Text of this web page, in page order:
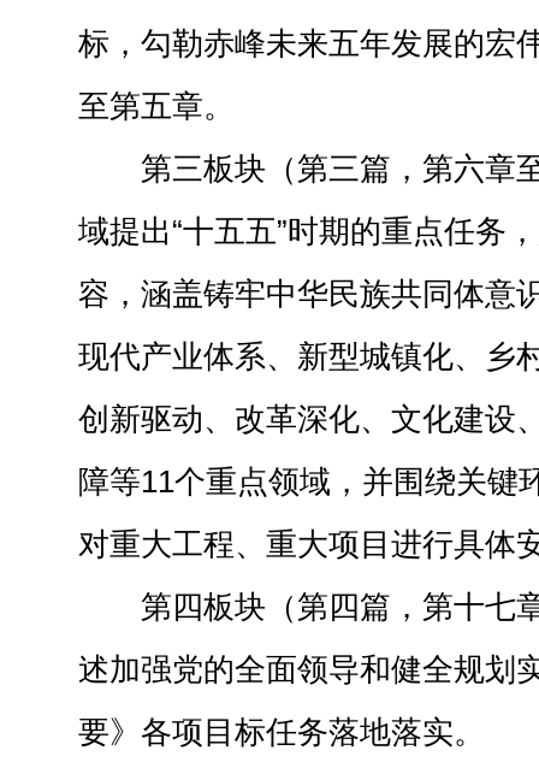
标，勾勒赤峰未来五年发展的宏
至第五章。
第三板块（第三篇，第六章
域提出“十五五”时期的重点任务
容，涵盖铸牢中华民族共同体意
现代产业体系、新型城镇化、乡
创新驱动、改革深化、文化建设
障等11个重点领域，并围绕关键
对重大工程、重大项目进行具体
第四板块（第四篇，第十七
述加强党的全面领导和健全规划
要》各项目标任务落地落实。